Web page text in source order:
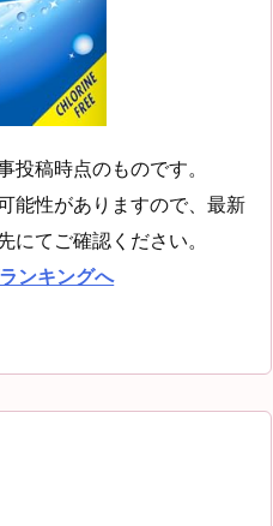
投稿時点のものです。
能性がありますので、最新
にてご確認ください。
ンキングへ